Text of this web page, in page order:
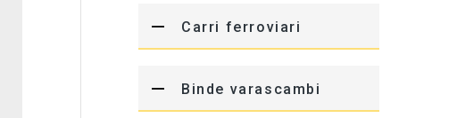
Carri ferroviari
Binde varascambi